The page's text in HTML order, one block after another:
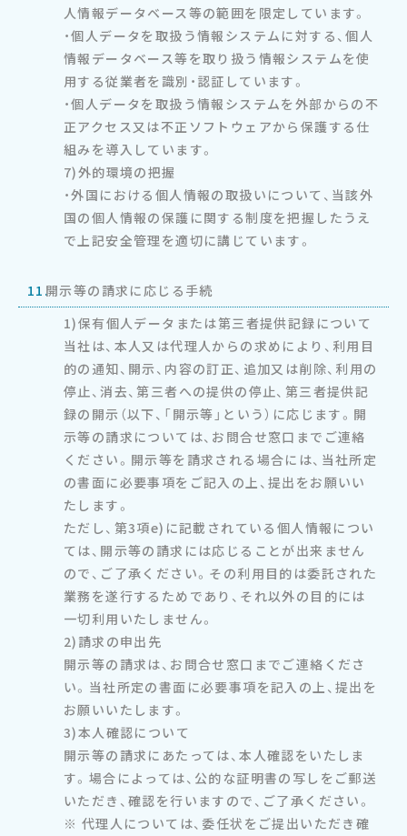
人情報データベース等の範囲を限定しています。
・個人データを取扱う情報システムに対する、個人
情報データベース等を取り扱う情報システムを使
用する従業者を識別・認証しています。
・個人データを取扱う情報システムを外部からの不
正アクセス又は不正ソフトウェアから保護する仕
組みを導入しています。
7)外的環境の把握
・外国における個人情報の取扱いについて、当該外
国の個人情報の保護に関する制度を把握したうえ
で上記安全管理を適切に講じています。
11.開示等の請求に応じる手続
1)保有個人データまたは第三者提供記録について
当社は、本人又は代理人からの求めにより、利用目
的の通知、開示、内容の訂正、追加又は削除、利用の
停止、消去、第三者への提供の停止、第三者提供記
録の開示（以下、「開示等」という）に応じます。開
示等の請求については、お問合せ窓口までご連絡
ください。開示等を請求される場合には、当社所定
の書面に必要事項をご記入の上、提出をお願いい
たします。
ただし、第3項e)に記載されている個人情報につい
ては、開示等の請求には応じることが出来ません
ので、ご了承ください。その利用目的は委託された
業務を遂行するためであり、それ以外の目的には
一切利用いたしません。
2)請求の申出先
開示等の請求は、お問合せ窓口までご連絡くださ
い。当社所定の書面に必要事項を記入の上、提出を
お願いいたします。
3)本人確認について
開示等の請求にあたっては、本人確認をいたしま
す。場合によっては、公的な証明書の写しをご郵送
いただき、確認を行いますので、ご了承ください。
※ 代理人については、委任状をご提出いただき確